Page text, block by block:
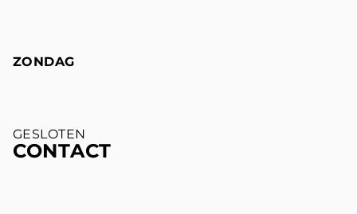
ZONDAG
GESLOTEN
CONTACT